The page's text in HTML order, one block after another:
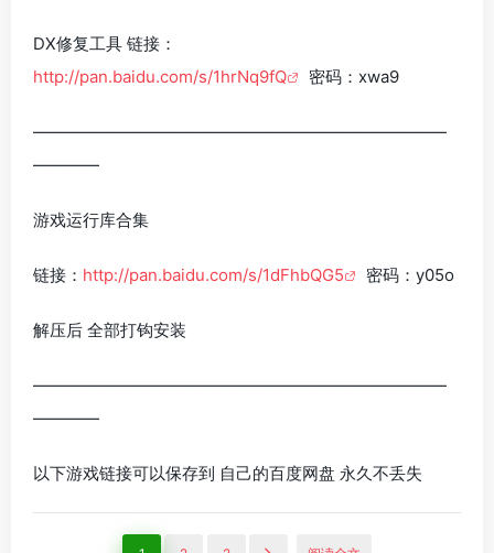
DX修复工具 链接：
http://pan.baidu.com/s/1hrNq9fQ
密码：xwa9
—————————————————————————
————
游戏运行库合集
链接： http://pan.baidu.com/s/1dFhbQG5 密码：y05o
解压后 全部打钩安装
—————————————————————————
————
以下游戏链接可以保存到 自己的百度网盘 永久不丢失